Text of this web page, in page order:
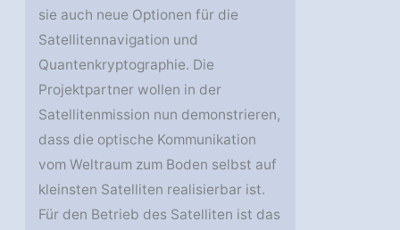
sie auch neue Optionen für die
Satellitennavigation und
Quantenkryptographie. Die
Projektpartner wollen in der
Satellitenmission nun demonstrieren,
dass die optische Kommunikation
vom Weltraum zum Boden selbst auf
kleinsten Satelliten realisierbar ist.
Für den Betrieb des Satelliten ist das